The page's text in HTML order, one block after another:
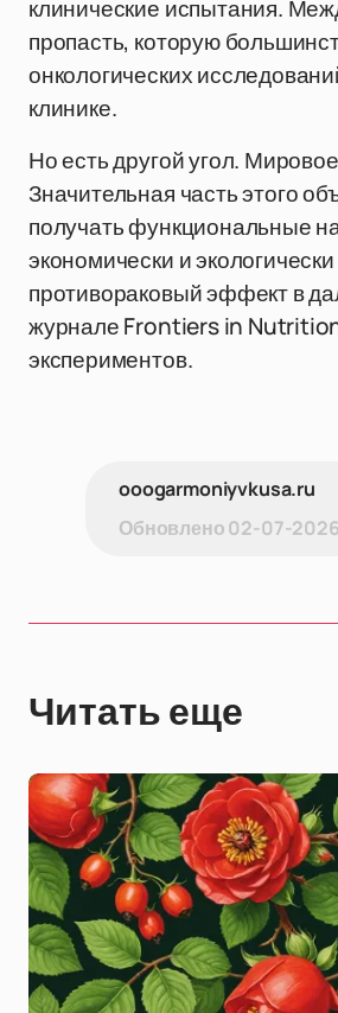
клинические испытания.
пропасть, которую
онкологических
клинике.
Но есть другой угол.
Значительная часть этого
получать функциональные
экономически и
противораковый эффект в
журнале Frontiers in Nutrition
экспериментов.
ooogarmoniyvkusa.ru
Обновлено02-07-2026
Читать еще